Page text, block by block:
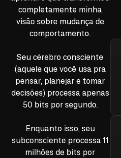
completamente minha
visão sobre mudança de
comportamento.
Seu cérebro consciente
(aquele que você usa pra
pensar, planejar e tomar
decisões) processa apenas
50 bits por segundo.
Enquanto isso, seu
subconscienteprocessa 11
milhões de bits por